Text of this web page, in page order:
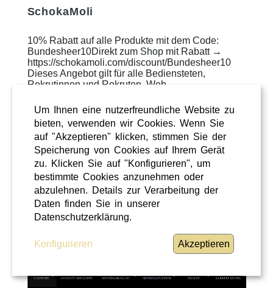
SchokaMoli
10% Rabatt auf alle Produkte mit dem Code:
Bundesheer10Direkt zum Shop mit Rabatt →
https://schokamoli.com/discount/Bundesheer10
Dieses Angebot gilt für alle Bediensteten,
Rekrutinnen und Rekruten, Weh ...
WEITERLESEN
ÜBERREGIONAL
Um Ihnen eine nutzerfreundliche Website zu
bieten, verwenden wir Cookies. Wenn Sie
auf "Akzeptieren" klicken, stimmen Sie der
Speicherung von Cookies auf Ihrem Gerät
zu. Klicken Sie auf "Konfigurieren", um
bestimmte Cookies anzunehmen oder
abzulehnen. Details zur Verarbeitung der
Daten finden Sie in unserer
Datenschutzerklärung.
Konfigurieren Akzeptieren